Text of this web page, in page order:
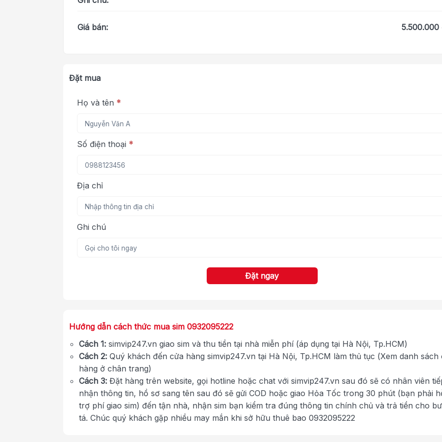
Giá bán: 5.500.000
Đặt mua
Họ và tên *
Số điện thoại *
Địa chỉ
Ghi chú
Đặt ngay
Hướng dẫn cách thức mua sim 0932095222
Cách 1: simvip247.vn giao sim và thu tiền tại nhà miễn phí (áp dụng tại Hà Nội, Tp.HCM)
Cách 2: Quý khách đến cửa hàng simvip247.vn tại Hà Nội, Tp.HCM làm thủ tục (Xem danh sách
hàng ở chân trang)
Cách 3: Đặt hàng trên website, gọi hotline hoặc chat với simvip247.vn sau đó sẽ có nhân viên
nhận thông tin, hồ sơ sang tên sau đó sẽ gửi COD hoặc giao Hỏa Tốc trong 30 phút (bạn phải
trợ phí giao sim) đến tận nhà, nhận sim bạn kiểm tra đúng thông tin chính chủ và trả tiền cho
tá. Chúc quý khách gặp nhiều may mắn khi sở hữu thuê bao 0932095222